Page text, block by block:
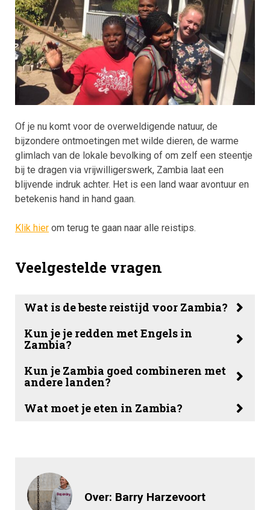
Of je nu komt voor de overweldigende natuur, de
bijzondere ontmoetingen met wilde dieren, de warme
glimlach van de lokale bevolking of om zelf een steentje
bij te dragen via vrijwilligerswerk, Zambia laat een
blijvende indruk achter. Het is een land waar avontuur en
betekenis hand in hand gaan.
Klik hier om terug te gaan naar alle reistips.
Veelgestelde vragen
Wat is de beste reistijd voor Zambia?
Kun je je redden met Engels in
Zambia?
Kun je Zambia goed combineren met
andere landen?
Wat moet je eten in Zambia?
Over: Barry Harzevoort